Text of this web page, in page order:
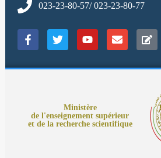
023-23-80-57/ 023-23-80-77
Ministère
de l'enseignement supérieur
et de la recherche scientifique